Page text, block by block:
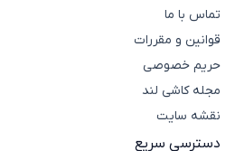
تماس با ما
قوانین و مقررات
حریم خصوصی
مجله کاشی لند
نقشه سایت
دسترسی سریع